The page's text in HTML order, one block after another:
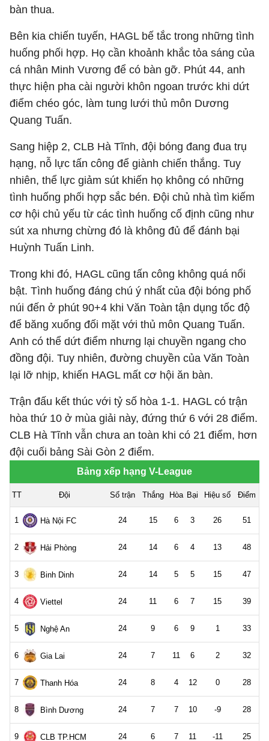
bàn thua.
Bên kia chiến tuyến, HAGL bế tắc trong những tình
huống phối hợp. Họ cần khoảnh khắc tỏa sáng của
cá nhân Minh Vương để có bàn gỡ. Phút 44, anh
thực hiện pha cài người khôn ngoan trước khi dứt
điểm chéo góc, làm tung lưới thủ môn Dương
Quang Tuấn.
Sang hiệp 2, CLB Hà Tĩnh, đội bóng đang đua trụ
hạng, nỗ lực tấn công để giành chiến thắng. Tuy
nhiên, thể lực giảm sút khiến họ không có những
tình huống phối hợp sắc bén. Đội chủ nhà tìm kiếm
cơ hội chủ yếu từ các tình huống cố định cũng như
sút xa nhưng chừng đó là không đủ để đánh bại
Huỳnh Tuấn Linh.
Trong khi đó, HAGL cũng tấn công không quá nổi
bật. Tình huống đáng chú ý nhất của đội bóng phố
núi đến ở phút 90+4 khi Văn Toàn tận dụng tốc độ
để băng xuống đối mặt với thủ môn Quang Tuấn.
Anh có thể dứt điểm nhưng lại chuyền ngang cho
đồng đội. Tuy nhiên, đường chuyền của Văn Toàn
lại lỡ nhịp, khiến HAGL mất cơ hội ăn bàn.
Trận đấu kết thúc với tỷ số hòa 1-1. HAGL có trận
hòa thứ 10 ở mùa giải này, đứng thứ 6 với 28 điểm.
CLB Hà Tĩnh vẫn chưa an toàn khi có 21 điểm, hơn
đội cuối bảng Sài Gòn 2 điểm.